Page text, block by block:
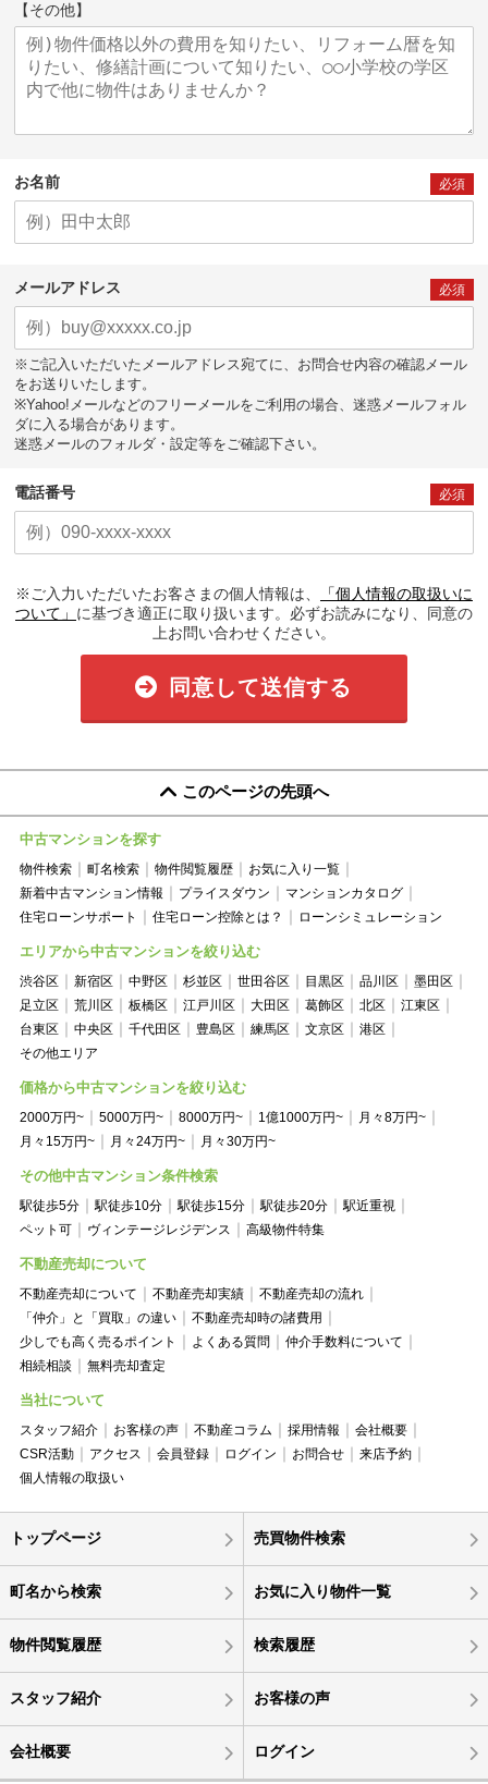
【その他】
お名前 必須
メールアドレス 必須
※ご記入いただいたメールアドレス宛てに、お問合せ内容の確認メール
をお送りいたします。
※Yahoo!メールなどのフリーメールをご利用の場合、迷惑メールフォル
ダに入る場合があります。
迷惑メールのフォルダ・設定等をご確認下さい。
電話番号 必須
※ご入力いただいたお客さまの個人情報は、
「個人情報の取扱いに
ついて」 に基づき適正に取り扱います。必ずお読みになり、同意の
上お問い合わせください。
同意して送信する
このページの先頭へ
中古マンションを探す
物件検索 町名検索 物件閲覧履歴
お気に入り一覧
新着中古マンション情報
プライスダウン
マンションカタログ
住宅ローンサポート
住宅ローン控除とは？ ローンシミュレーション
エリアから中古マンションを絞り込む
渋谷区 新宿区 中野区 杉並区 世田谷区 目黒区 品川区
墨田区
足立区
荒川区 板橋区 江戸川区 大田区 葛飾区 北区
江東区
台東区
中央区 千代田区 豊島区 練馬区 文京区
港区
その他エリア
価格から中古マンションを絞り込む
2000万円~ 5000万円~ 8000万円~ 1億1000万円~
月々8万円~
月々15万円~
月々24万円~ 月々30万円~
その他中古マンション条件検索
駅徒歩5分 駅徒歩10分 駅徒歩15分 駅徒歩20分
駅近重視
ペット可
ヴィンテージレジデンス 高級物件特集
不動産売却について
不動産売却について 不動産売却実績
不動産売却の流れ
「仲介」と「買取」の違い
不動産売却時の諸費用
少しでも高く売るポイント
よくある質問
仲介手数料について
相続相談
無料売却査定
当社について
スタッフ紹介 お客様の声 不動産コラム 採用情報
会社概要
CSR活動
アクセス 会員登録 ログイン お問合せ
来店予約
個人情報の取扱い
トップページ 売買物件検索
町名から検索 お気に入り物件一覧
物件閲覧履歴 検索履歴
スタッフ紹介 お客様の声
会社概要 ログイン